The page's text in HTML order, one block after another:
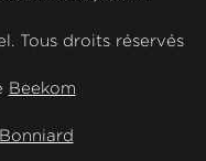
Tous droits réservés
Beekom